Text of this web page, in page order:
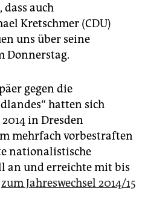
dass auch
Kretschmer (CDU)
uns über seine
Donnerstag.
gegen die
hatten sich
in Dresden
mehrfach vorbestraften
nationalistische
an und erreichte mit bis
zum Jahreswechsel 2014/15